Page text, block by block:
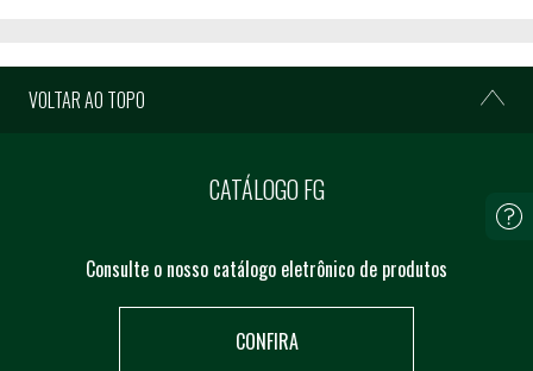
VOLTAR AO TOPO
CATÁLOGO FG
Consulte o nosso catálogo eletrônico de produtos
CONFIRA